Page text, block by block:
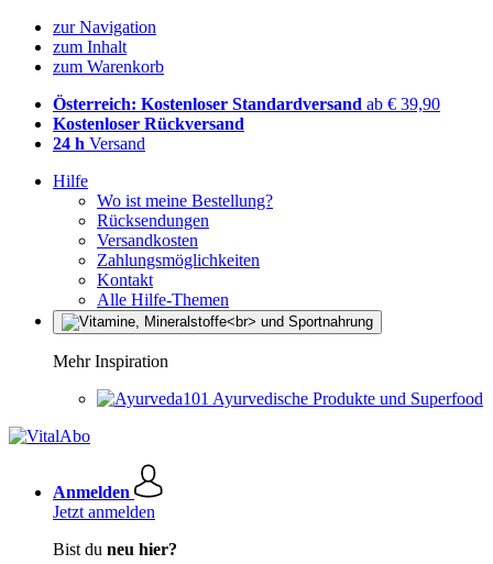
zur Navigation
zum Inhalt
zum Warenkorb
Österreich: Kostenloser Standardversand ab € 39,90
Kostenloser Rückversand
24 h Versand
Hilfe
Wo ist meine Bestellung?
Rücksendungen
Versandkosten
Zahlungsmöglichkeiten
Kontakt
Alle Hilfe-Themen
Mehr Inspiration
Ayurvedische Produkte und Superfood
Anmelden
Jetzt anmelden
Bist du neu hier?